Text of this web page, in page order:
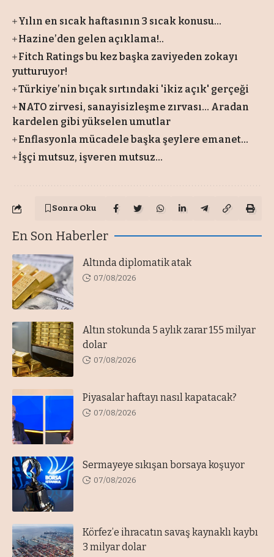
Yılın en sıcak haftasının 3 sıcak konusu…
Hazine’den gelen açıklama!..
Fitch Ratings bu kez başka zaviyeden zokayı
yutturuyor!
Türkiye’nin bıçak sırtındaki 'ikiz açık' gerçeği
NATO zirvesi, sanayisizleşme zırvası… Aradan
kardelen gibi yükselen umutlar
Enflasyonla mücadele başka şeylere emanet...
İşçi mutsuz, işveren mutsuz…
Sonra Oku
En Son Haberler
Altında diplomatik atak
07/08/2026
Altın stokunda 5 aylık zarar 155 milyar
dolar
07/08/2026
Piyasalar haftayı nasıl kapatacak?
07/08/2026
Sermayeye sıkışan borsaya koşuyor
07/08/2026
Körfez’e ihracatın savaş kaynaklı kaybı
3 milyar dolar